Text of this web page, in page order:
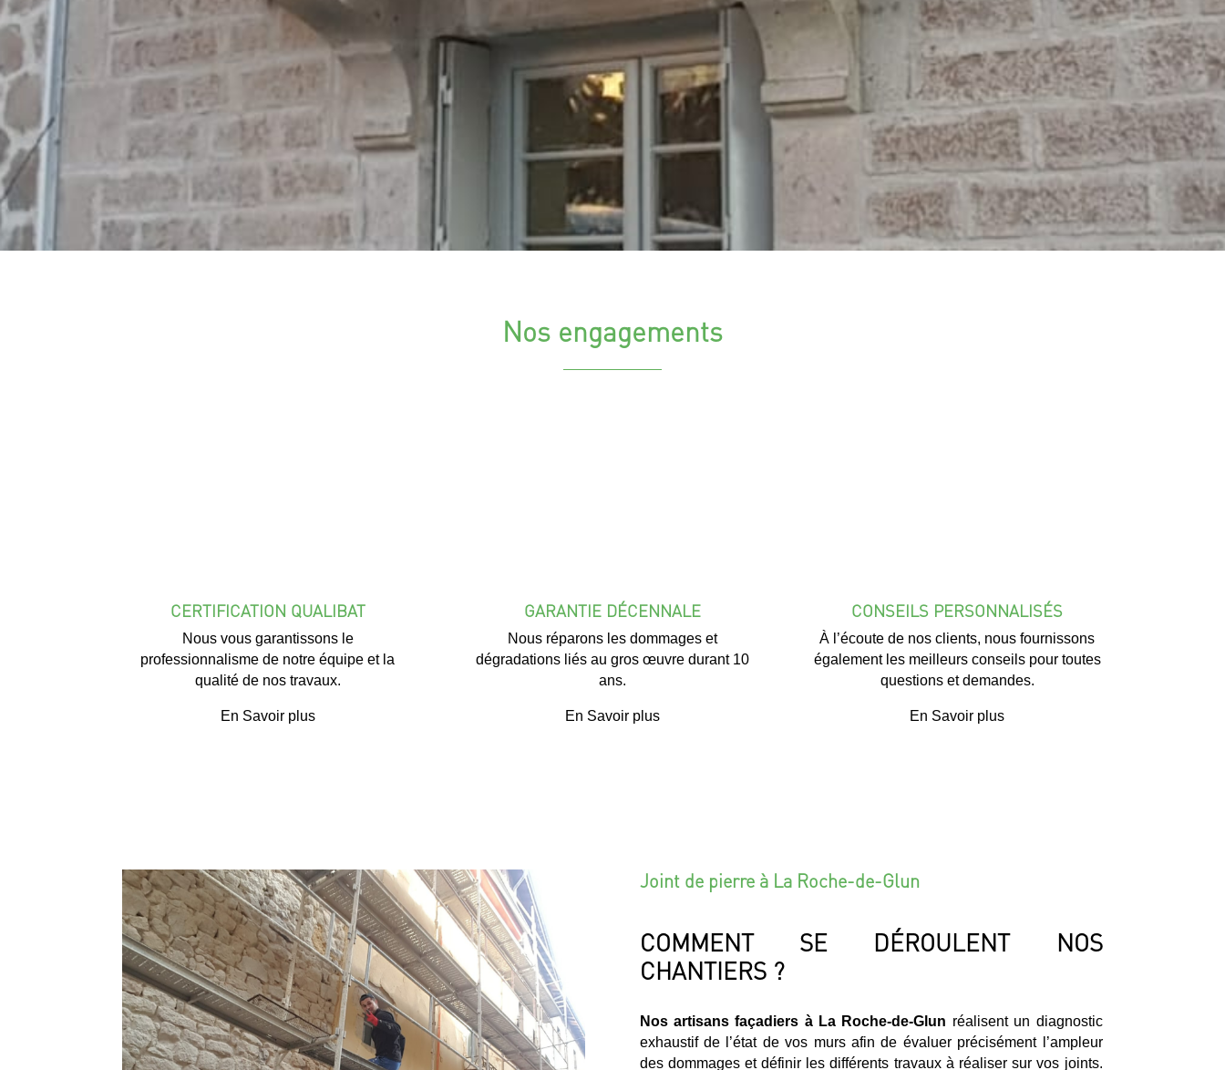
Nos engagements
CERTIFICATION QUALIBAT
Nous vous garantissons le
professionnalisme de notre équipe et la
qualité de nos travaux.
En Savoir plus
GARANTIE DÉCENNALE
Nous réparons les dommages et
dégradations liés au gros œuvre durant 10
ans.
En Savoir plus
CONSEILS PERSONNALISÉS
À l’écoute de nos clients, nous fournissons
également les meilleurs conseils pour toutes
questions et demandes.
En Savoir plus
Joint de pierre à La Roche-de-Glun
COMMENT SE DÉROULENT NOS
CHANTIERS ?
Nos artisans façadiers à La Roche-de-Glun réalisent un diagnostic
exhaustif de l’état de vos murs afin de évaluer précisément l’ampleur
des dommages et définir les différents travaux à réaliser sur vos joints.